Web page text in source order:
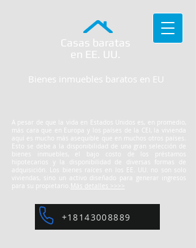
Casas baratas
en EE. UU.
A pesar de que la vida en Estados Unidos es, en promedio,
más cara que en Europa y los países de la CEI, la vivienda
aquí es mucho más asequible que en muchos otros países.
Esto se debe a la disponibilidad de una gran selección de
bienes inmuebles, el bajo costo de los préstamos
hipotecarios y la disponibilidad de diversas formas de
adquisición. Los bienes raíces en los EE. UU. no son solo
viviendas, sino un activo diseñado para generar ingresos
para su propietario. Más detalles >>>>
Bienes inmuebles baratos en EU
+18143008889